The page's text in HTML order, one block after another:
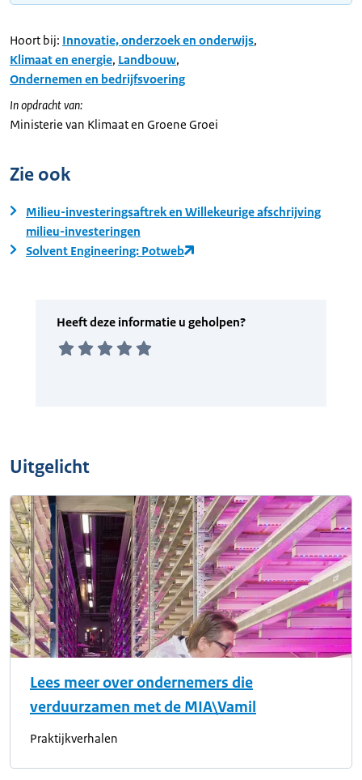
Hoort bij: Innovatie, onderzoek en onderwijs,
Klimaat en energie, Landbouw,
Ondernemen en bedrijfsvoering
In opdracht van:
Ministerie van Klimaat en Groene Groei
Zie ook
Milieu-investeringsaftrek en Willekeurige afschrijving
milieu-investeringen
Solvent Engineering: Potweb
Uitgelicht
Lees meer over ondernemers die
verduurzamen met de MIA\Vamil
Praktijkverhalen